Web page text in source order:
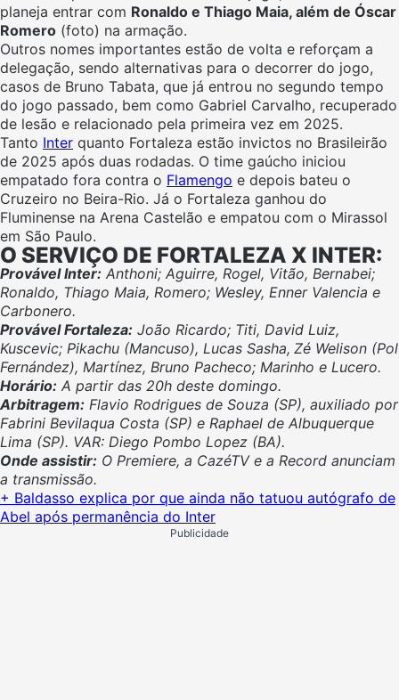
planeja entrar com Ronaldo e Thiago Maia, além de Óscar
Romero (foto) na armação.
Outros nomes importantes estão de volta e reforçam a
delegação, sendo alternativas para o decorrer do jogo,
casos de Bruno Tabata, que já entrou no segundo tempo
do jogo passado, bem como Gabriel Carvalho, recuperado
de lesão e relacionado pela primeira vez em 2025.
Tanto Inter quanto Fortaleza estão invictos no Brasileirão
de 2025 após duas rodadas. O time gaúcho iniciou
empatado fora contra o Flamengo e depois bateu o
Cruzeiro no Beira-Rio. Já o Fortaleza ganhou do
Fluminense na Arena Castelão e empatou com o Mirassol
em São Paulo.
O SERVIÇO DE FORTALEZA X INTER:
Provável Inter: Anthoni; Aguirre, Rogel, Vitão, Bernabei;
Ronaldo, Thiago Maia, Romero; Wesley, Enner Valencia e
Carbonero.
Provável Fortaleza: João Ricardo; Titi, David Luiz,
Kuscevic; Pikachu (Mancuso), Lucas Sasha, Zé Welison (Pol
Fernández), Martínez, Bruno Pacheco; Marinho e Lucero.
Horário: A partir das 20h deste domingo.
Arbitragem: Flavio Rodrigues de Souza (SP), auxiliado por
Fabrini Bevilaqua Costa (SP) e Raphael de Albuquerque
Lima (SP). VAR: Diego Pombo Lopez (BA).
Onde assistir: O Premiere, a CazéTV e a Record anunciam
a transmissão.
+ Baldasso explica por que ainda não tatuou autógrafo de
Abel após permanência do Inter
Publicidade